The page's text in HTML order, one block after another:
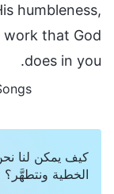
humbleness,
work that God
does in you.
كيف يمكن لنا
الخطية ونتطهَّر؟